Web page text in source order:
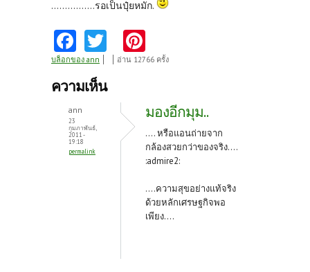
................รอเป็นปุ๋ยหมัก.
Fa
ce
b
o
o
k
w
itt
er
nt
es
t
บล็อกของ ann อ่าน 12766 ครั้ง
ความเห็น
ann
23
กุมภาพันธ์,
2011 -
19:18
permalink
มองอีกมุม..
.... หรือแอนถ่ายจาก
กล้องสวยกว่าของจริง....
:admire2:
....ความสุขอย่างแท้จริง
ด้วยหลักเศรษฐกิจพอ
เพียง....